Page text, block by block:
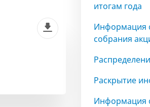
итогам года
Информация
собрания
Раскрытие
Информация